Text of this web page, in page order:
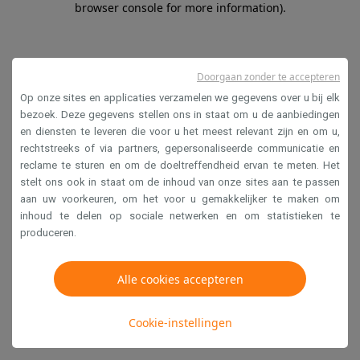
browser console for more information).
Op onze sites en applicaties verzamelen we gegevens over u bij elk
bezoek. Deze gegevens stellen ons in staat om u de aanbiedingen
en diensten te leveren die voor u het meest relevant zijn en om u,
rechtstreeks of via partners, gepersonaliseerde communicatie en
reclame te sturen en om de doeltreffendheid ervan te meten. Het
stelt ons ook in staat om de inhoud van onze sites aan te passen
aan uw voorkeuren, om het voor u gemakkelijker te maken om
inhoud te delen op sociale netwerken en om statistieken te
produceren.
Alle cookies accepteren
Cookie-instellingen
Doorgaan zonder te accepteren